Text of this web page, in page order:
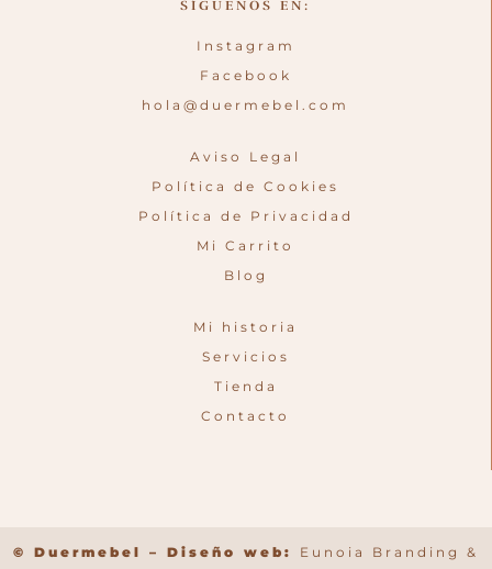
SÍGUENOS EN:
Instagram
Facebook
hola@duermebel.com
Aviso Legal
Política de Cookies
Política de Privacidad
Mi Carrito
Blog
Mi historia
Servicios
Tienda
Contacto
© Duermebel – Diseño web: Eunoia Branding &